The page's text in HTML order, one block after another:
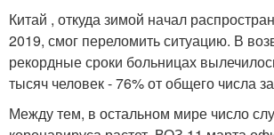
Китай , откуда зимой начал
2019, смог переломить ситуацию. В
рекордные сроки больницах
тысяч человек - 76% от общего числа
Между тем, в остальном мире число